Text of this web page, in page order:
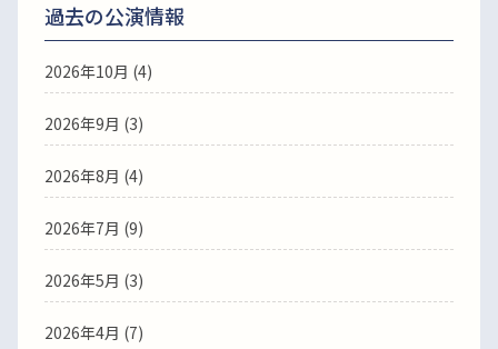
過去の公演情報
2026年10月 (4)
2026年9月 (3)
2026年8月 (4)
2026年7月 (9)
2026年5月 (3)
2026年4月 (7)